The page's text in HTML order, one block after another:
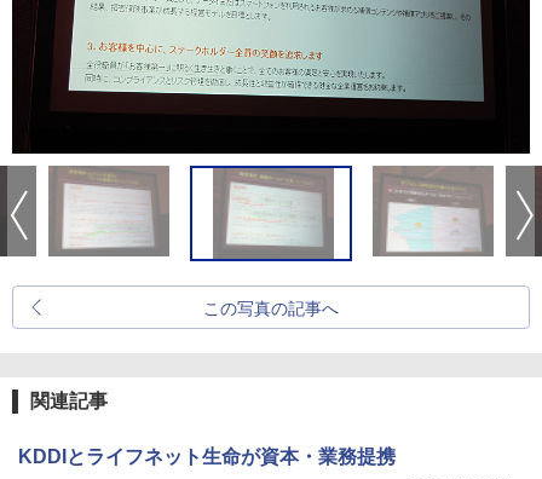
この写真の記事へ
関連記事
KDDIとライフネット生命が資本・業務提携